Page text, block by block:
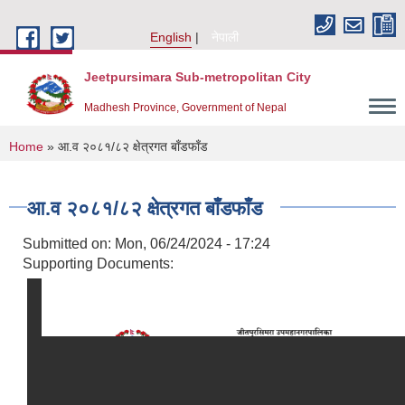
English
नेपाली
Jeetpursimara Sub-metropolitan City
Madhesh Province, Government of Nepal
You are here
Home » आ.व २०८१/८२ क्षेत्रगत बाँडफाँड
आ.व २०८१/८२ क्षेत्रगत बाँडफाँड
Submitted on: Mon, 06/24/2024 - 17:24
Supporting Documents: